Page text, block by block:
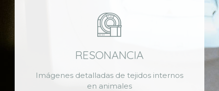
RESONANCIA
Imágenes detalladas de tejidos internos
en animales